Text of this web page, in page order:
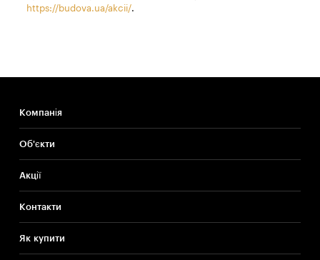
https://budova.ua/akcii/.
Компанія
Об'єкти
Акції
Контакти
Як купити